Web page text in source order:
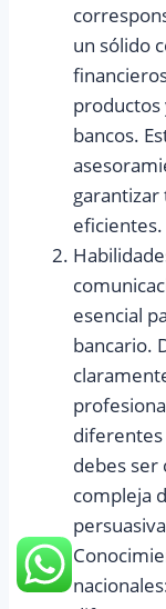
un sólido
productos
bancos.
garantizar
eficientes.
esencial
bancario.
diferentes
debes ser
compleja